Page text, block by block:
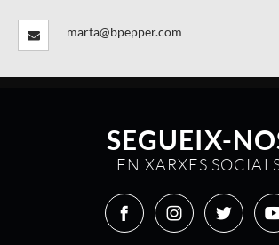
marta@bpepper.com
SEGUEIX-
EN XARXES